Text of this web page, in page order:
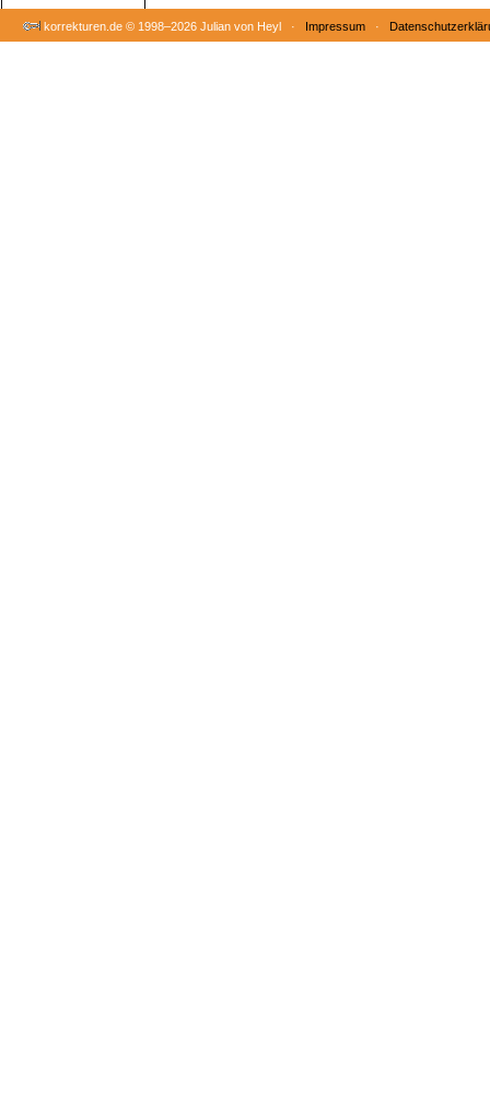
korrekturen.de © 1998–2026 Julian von Heyl · Impressum ·